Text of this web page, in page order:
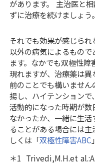
があります。 主治医と
ずに治療を続けましょう。
それでも効果が感じら
以外の病気によるもので
ます。なかでも双極性
現れますが、治療薬は異
前のことでも構いませ
揚し、ハイテンションで
活動的になった時期が数
なかったか、一緒に生活
ることがある場合には
しくは「 双極性障害ABC
＊1 Trivedi,M.H.et